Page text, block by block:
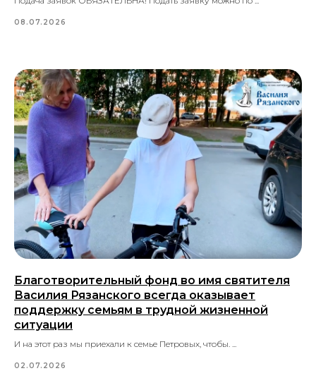
08.07.2026
Благотворительный фонд во имя святителя
Василия Рязанского всегда оказывает
поддержку семьям в трудной жизненной
ситуации
И на этот раз мы приехали к семье Петровых, чтобы. ...
02.07.2026